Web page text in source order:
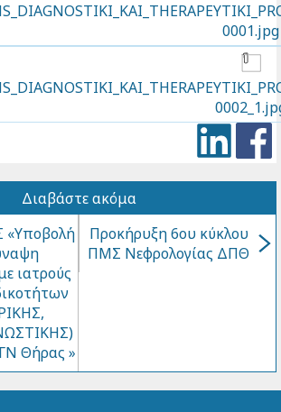
0001.jpg
Διαβάστε ακόμα
ιατρούς
Θήρας »
Προκήρυξη 6ου κύκλου
ΠΜΣ Νεφρολογίας ΔΠΘ